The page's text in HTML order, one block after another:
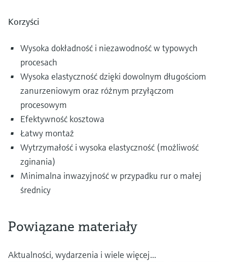
Korzyści
Wysoka dokładność i niezawodność w typowych
procesach
Wysoka elastyczność dzięki dowolnym długościom
zanurzeniowym oraz różnym przyłączom
procesowym
Efektywność kosztowa
Łatwy montaż
Wytrzymałość i wysoka elastyczność (możliwość
zginania)
Minimalna inwazyjność w przypadku rur o małej
średnicy
Powiązane materiały
Aktualności, wydarzenia i wiele więcej...